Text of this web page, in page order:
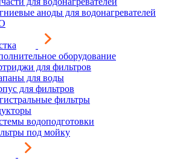
аноды для водонагревателей
оборудование
для фильтров
для воды
для фильтров
фильтры
водоподготовки
под мойку